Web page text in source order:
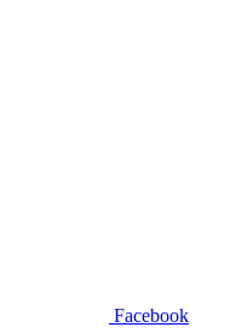
Facebook